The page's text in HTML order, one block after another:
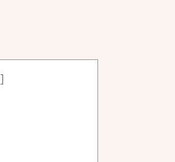
]